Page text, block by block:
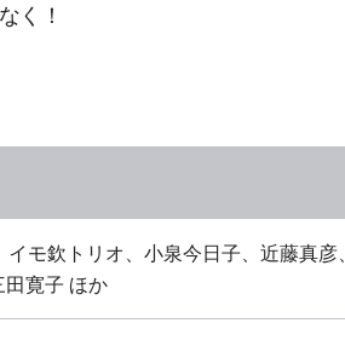
く！
モ欽トリオ、小泉今日子、近藤真彦、
寛子 ほか